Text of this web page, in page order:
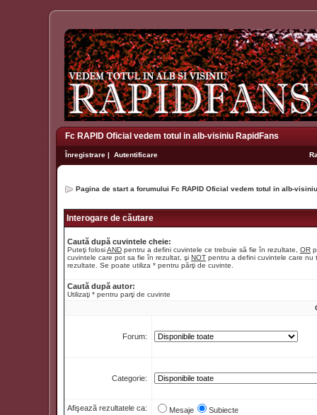
Fc RAPID Oficial vedem totul in alb-visiniu RapidFans
Înregistrare | Autentificare
Pagina de start a forumului Fc RAPID Oficial vedem totul in alb-
Interogare de căutare
Caută după cuvintele cheie:
Puteţi folosiAND pentru a defini cuvintele ce trebuie să fie în rezultate, OR
cuvintele care pot sa fie în rezultat, şi NOT pentru a defini cuvintele care nu
rezultate. Se poate utiliza * pentru părţi de cuvinte.
Caută după autor:
Utilizaţi * pentru parţi de cuvinte
Forum:
Categorie:
Afişează rezultatele ca: Mesaje Subiecte